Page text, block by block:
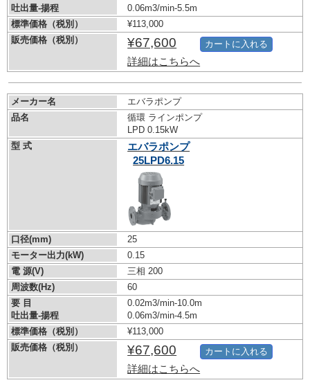
吐出量-揚程
0.06m3/min-5.5m
標準価格（税別）
¥113,000
販売価格（税別）
¥67,600
詳細はこちらへ
カートに入れる
メーカー名
エバラポンプ
品名
循環 ラインポンプ
LPD 0.15kW
型 式
エバラポンプ
25LPD6.15
口径(mm)
25
モーター出力(kW)
0.15
電 源(V)
三相 200
周波数(Hz)
60
要 目
吐出量-揚程
0.02m3/min-10.0m
0.06m3/min-4.5m
標準価格（税別）
¥113,000
販売価格（税別）
¥67,600
詳細はこちらへ
カートに入れる